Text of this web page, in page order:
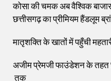
कोसा की चमक अब वैश्विक
छत्तीसगढ़ का प्रीमियम हैंडलूम
मातृशक्ति के खातों में पहुँची
अजीम प्रेमजी फाउंडेशन के तहत
तक